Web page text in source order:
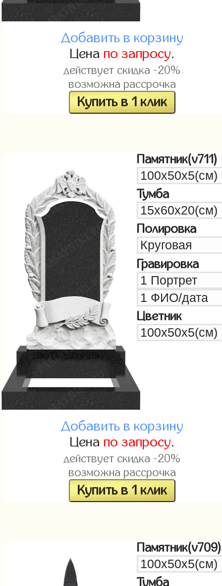
Добавить в корзину
Цена по запросу.
действует скидка -20%
возможна рассрочка
Купить в 1 клик
Памятник(v711)
Тумба
Полировка
Гравировка
Цветник
Добавить в корзину
Цена по запросу.
действует скидка -20%
возможна рассрочка
Купить в 1 клик
Памятник(v709)
Тумба